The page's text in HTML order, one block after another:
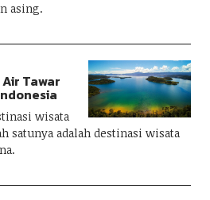
asing.
Tawar
wisata
satunya adalah destinasi wisata